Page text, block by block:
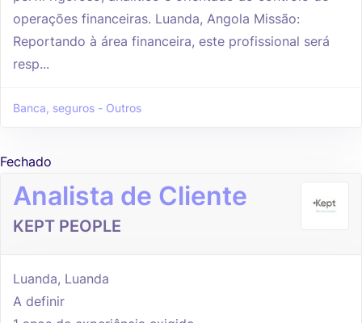
operações financeiras. Luanda, Angola Missão:
Reportando à área financeira, este profissional será
resp...
Banca, seguros - Outros
Fechado
Analista de Cliente
KEPT PEOPLE
Luanda, Luanda
A definir